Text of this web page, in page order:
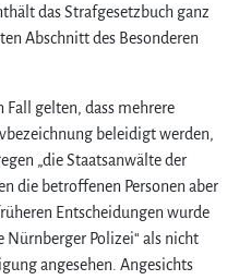
das Strafgesetzbuch ganz
Abschnitt des Besonderen
Fall gelten, dass mehrere
beleidigt werden,
„die Staatsanwälte der
die betroffenen Personen aber
Entscheidungen wurde
Nürnberger Polizei“ als nicht
angesehen. Angesichts